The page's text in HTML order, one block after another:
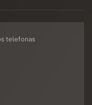
telefonas